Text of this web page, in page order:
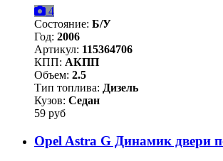
4
Состояние: Б/У
Год: 2006
Артикул: 115364706
КПП: АКПП
Объем: 2.5
Тип топлива: Дизель
Кузов: Седан
59 руб
Opel Astra G Динамик двери